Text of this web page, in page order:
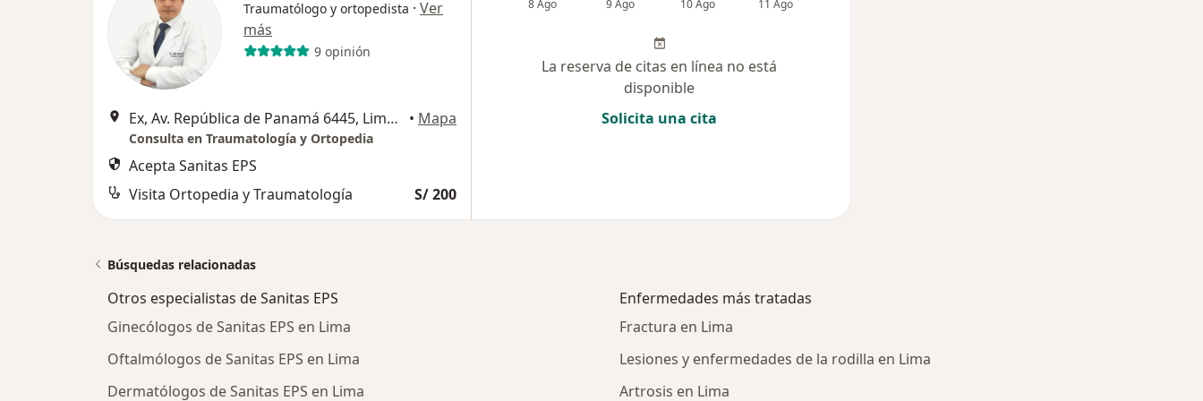
Traumatólogo y ortopedista · Ver
más
9 opinión
Ex, Av. República de Panamá 6445, Lima, Lima • Mapa
Consulta en Traumatología y Ortopedia
Acepta Sanitas EPS
Visita Ortopedia y Traumatología
S/ 200
8 Ago 9 Ago 10 Ago 11 Ago
La reserva de citas en línea no está
disponible
Solicita una cita
Búsquedas relacionadas
Otros especialistas de Sanitas EPS
Ginecólogos de Sanitas EPS en Lima
Oftalmólogos de Sanitas EPS en Lima
Dermatólogos de Sanitas EPS en Lima
Enfermedades más tratadas
Fractura en Lima
Lesiones y enfermedades de la rodilla en Lima
Artrosis en Lima